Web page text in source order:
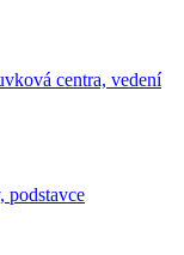
centra, vedení
podstavce